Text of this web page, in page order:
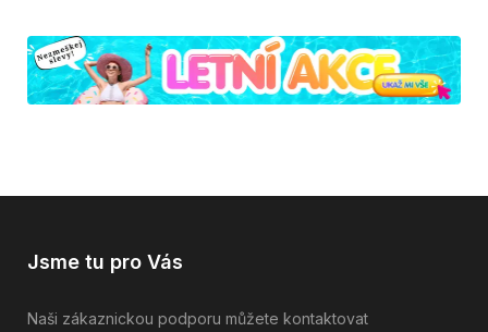
Jsme tu pro Vás
Naši zákaznickou podporu můžete kontaktovat